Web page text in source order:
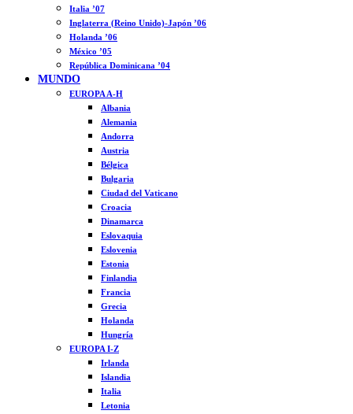
Italia ’07
Inglaterra (Reino Unido)-Japón ’06
Holanda ’06
México ’05
República Dominicana ’04
MUNDO
EUROPA A-H
Albania
Alemania
Andorra
Austria
Bélgica
Bulgaria
Ciudad del Vaticano
Croacia
Dinamarca
Eslovaquia
Eslovenia
Estonia
Finlandia
Francia
Grecia
Holanda
Hungría
EUROPA I-Z
Irlanda
Islandia
Italia
Letonia